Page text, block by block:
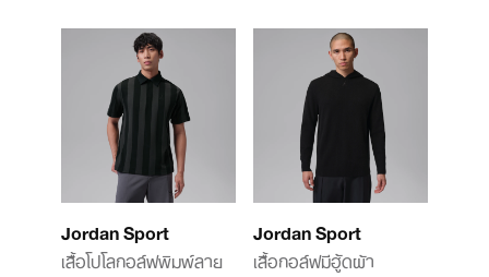
Jordan Sport
เสื้อโปโลกอล์ฟพิมพ์ลาย
Jordan Sport
เสื้อกอล์ฟมีฮู้ดผ้า